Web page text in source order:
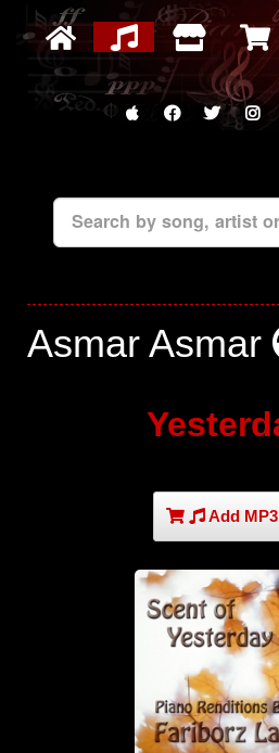
Search by song, artist
Asmar Asmar
Add